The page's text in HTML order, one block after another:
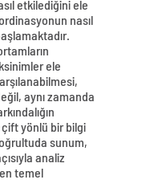
etkilediğini ele
nasıl
ele
aynı zamanda
yönlü bir bilgi
sunum,
analiz
temel